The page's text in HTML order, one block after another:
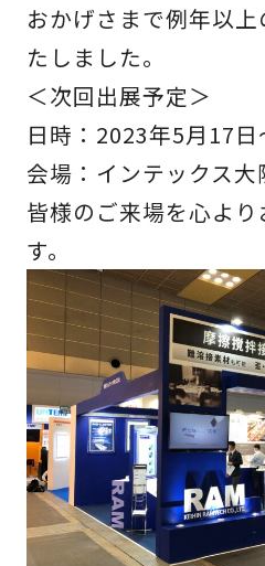
おかげさまで例年以
たしました。
＜次回出展予定＞
日時：2023年5月17日
会場：インテックス大
皆様のご来場を心よ
す。